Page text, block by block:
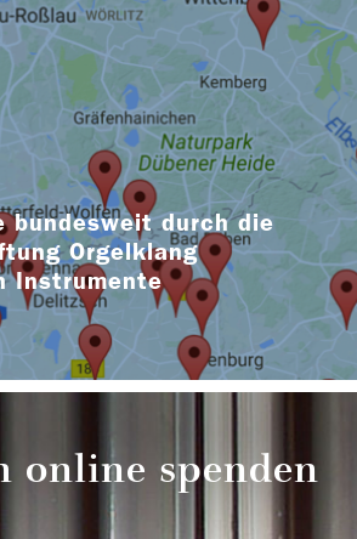
bundesweit durch die
Orgelklang
Instrumente
online spenden